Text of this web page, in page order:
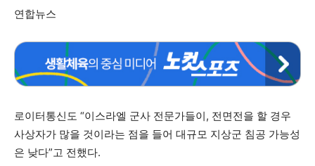
연합뉴스
로이터통신도 “이스라엘 군사 전문가들이, 전면전을 할 경우
사상자가 많을 것이라는 점을 들어 대규모 지상군 침공 가능성
은 낮다”고 전했다.